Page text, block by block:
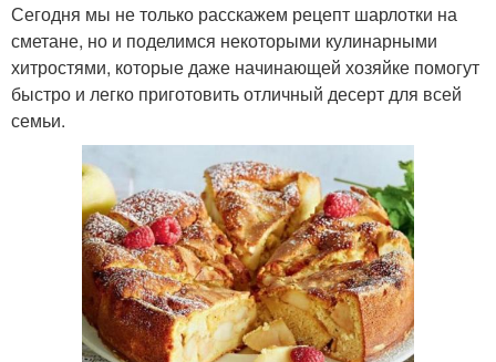
Сегодня мы не только расскажем рецепт шарлотки на
сметане, но и поделимся некоторыми кулинарными
хитростями, которые даже начинающей хозяйке помогут
быстро и легко приготовить отличный десерт для всей
семьи.